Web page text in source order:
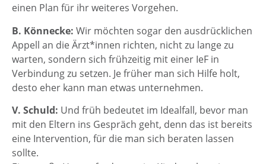
einen Plan für ihr weiteres Vorgehen.
B. Könnecke: Wir möchten sogar den ausdrücklichen
Appell an die Ärzt*innen richten, nicht zu lange zu
warten, sondern sich frühzeitig mit einer IeF in
Verbindung zu setzen. Je früher man sich Hilfe holt,
desto eher kann man etwas unternehmen.
V. Schuld: Und früh bedeutet im Idealfall, bevor man
mit den Eltern ins Gespräch geht, denn das ist bereits
eine Intervention, für die man sich beraten lassen
sollte.